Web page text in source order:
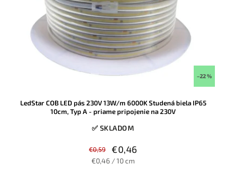
–22 %
LedStar COB LED pás 230V 13W/m 6000K Studená biela IP65
10cm, Typ A - priame pripojenie na 230V
✅ SKLADOM
€0,59 €0,46
€0,46 / 10 cm